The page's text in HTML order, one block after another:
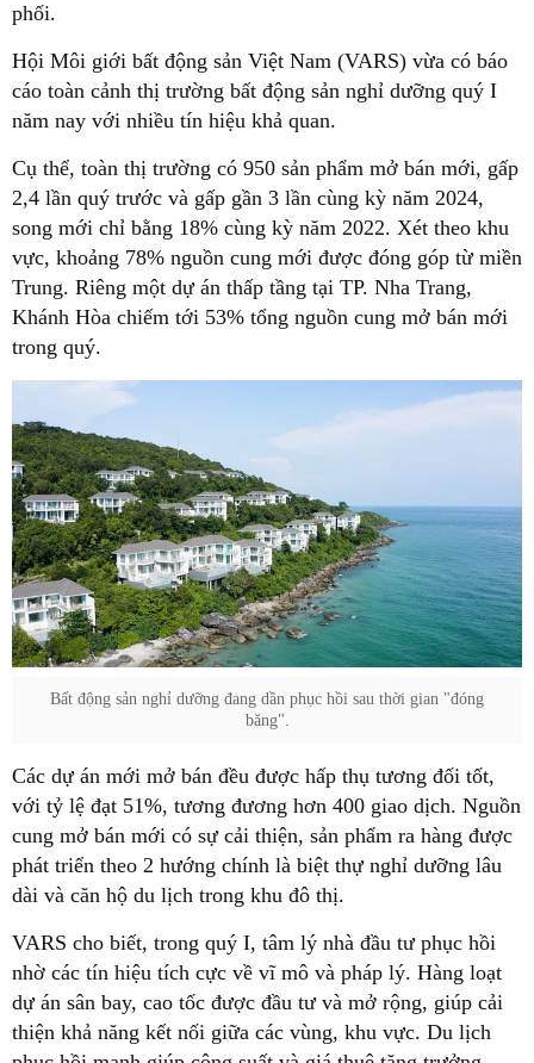
phối.
Hội Môi giới bất động sản Việt Nam (VARS) vừa có báo
cáo toàn cảnh thị trường bất động sản nghỉ dưỡng quý I
năm nay với nhiều tín hiệu khả quan.
Cụ thể, toàn thị trường có 950 sản phẩm mở bán mới, gấp
2,4 lần quý trước và gấp gần 3 lần cùng kỳ năm 2024,
song mới chỉ bằng 18% cùng kỳ năm 2022. Xét theo khu
vực, khoảng 78% nguồn cung mới được đóng góp từ miền
Trung. Riêng một dự án thấp tầng tại TP. Nha Trang,
Khánh Hòa chiếm tới 53% tổng nguồn cung mở bán mới
trong quý.
Bất động sản nghỉ dưỡng đang dần phục hồi sau thời gian "đóng
băng".
Các dự án mới mở bán đều được hấp thụ tương đối tốt,
với tỷ lệ đạt 51%, tương đương hơn 400 giao dịch. Nguồn
cung mở bán mới có sự cải thiện, sản phẩm ra hàng được
phát triển theo 2 hướng chính là biệt thự nghỉ dưỡng lâu
dài và căn hộ du lịch trong khu đô thị.
VARS cho biết, trong quý I, tâm lý nhà đầu tư phục hồi
nhờ các tín hiệu tích cực về vĩ mô và pháp lý. Hàng loạt
dự án sân bay, cao tốc được đầu tư và mở rộng, giúp cải
thiện khả năng kết nối giữa các vùng, khu vực. Du lịch